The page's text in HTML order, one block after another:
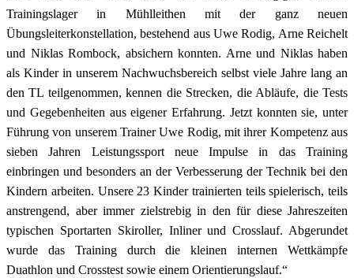
Trainingslager in Mühlleithen mit der ganz neuen
Übungsleiterkonstellation, bestehend aus Uwe Rodig, Arne Reichelt
und Niklas Rombock, absichern konnten. Arne und Niklas haben
als Kinder in unserem Nachwuchsbereich selbst viele Jahre lang an
den TL teilgenommen, kennen die Strecken, die Abläufe, die Tests
und Gegebenheiten aus eigener Erfahrung. Jetzt konnten sie, unter
Führung von unserem Trainer Uwe Rodig, mit ihrer Kompetenz aus
sieben Jahren Leistungssport neue Impulse in das Training
einbringen und besonders an der Verbesserung der Technik bei den
Kindern arbeiten. Unsere 23 Kinder trainierten teils spielerisch, teils
anstrengend, aber immer zielstrebig in den für diese Jahreszeiten
typischen Sportarten Skiroller, Inliner und Crosslauf. Abgerundet
wurde das Training durch die kleinen internen Wettkämpfe
Duathlon und Crosstest sowie einem Orientierungslauf.“